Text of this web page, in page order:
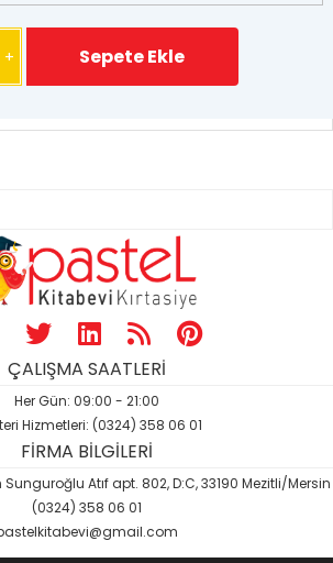
+
ÇALIŞMA SAATLERİ
Her Gün: 09:00 - 21:00
Hizmetleri: (0324) 358 06 01
FİRMA BİLGİLERİ
Sunguroğlu Atıf apt. 802, D:C, 33190 Mezitli/Mersin
(0324) 358 06 01